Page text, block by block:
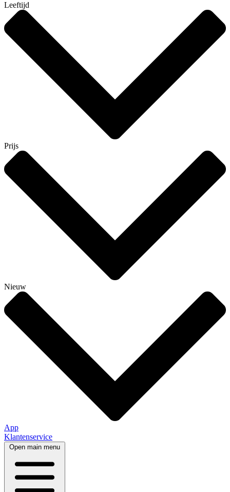
Leeftijd
Prijs
Nieuw
App
Klantenservice
Open main menu